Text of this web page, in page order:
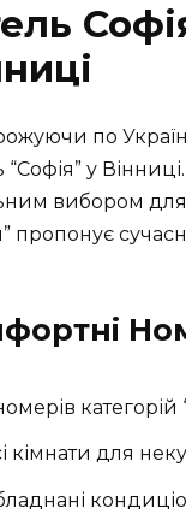
по Україні
“Софія” у
вибором для
пропонує
категорій
кімнати для